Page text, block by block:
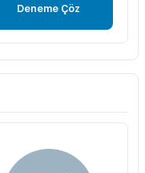
Deneme Çöz